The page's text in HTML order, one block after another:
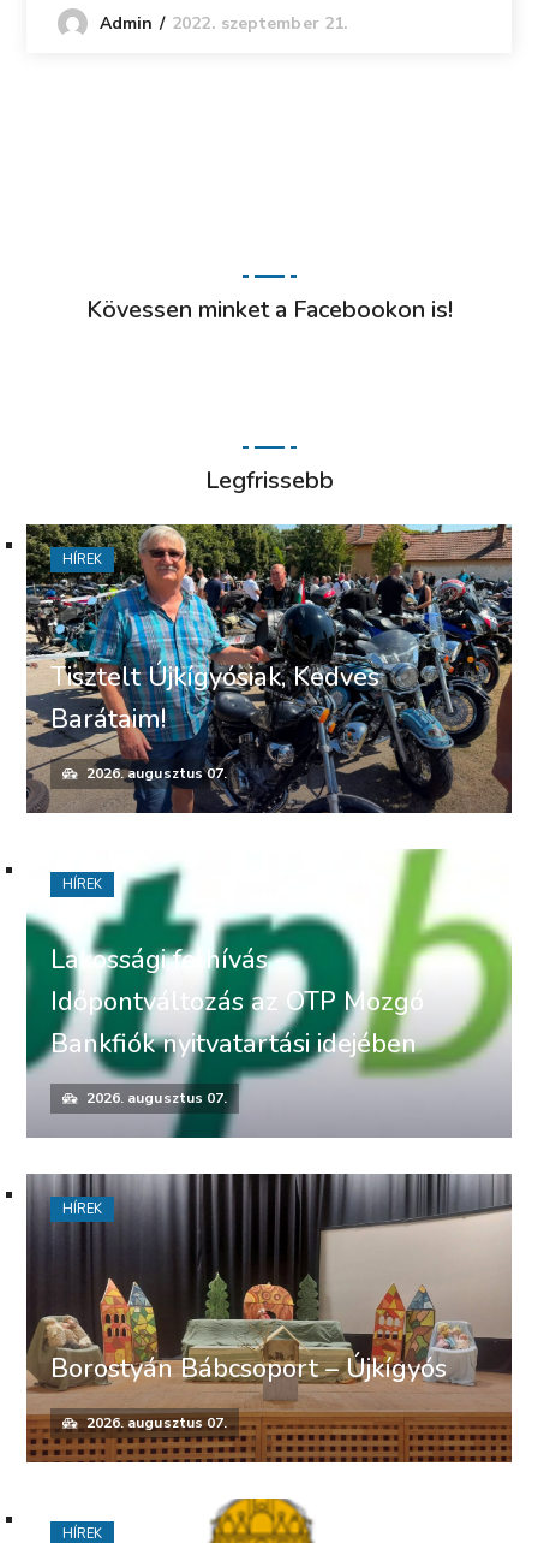
Admin 2022. szeptember 21.
Kövessen minket a Facebookon is!
Legfrissebb
Tisztelt Újkígyósiak, Kedves
Barátaim!
2026. augusztus 07.
HÍREK
Lakossági felhívás –
Időpontváltozás az OTP Mozgó
Bankfiók nyitvatartási idejében
2026. augusztus 07.
HÍREK
Borostyán Bábcsoport – Újkígyós
2026. augusztus 07.
HÍREK
HÍREK